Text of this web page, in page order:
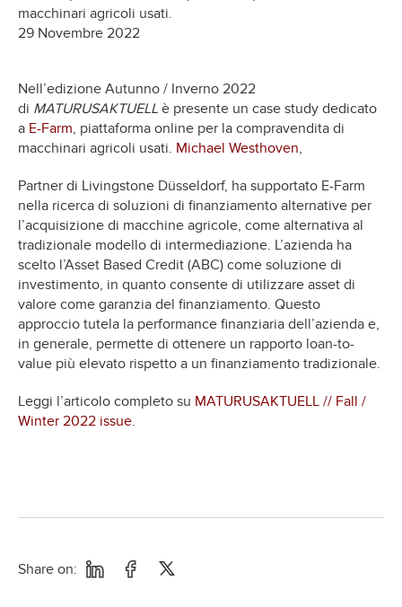
macchinari agricoli usati.
29 Novembre 2022
Nell’edizione Autunno / Inverno 2022
di MATURUSAKTUELL è presente un case study dedicato
a E-Farm, piattaforma online per la compravendita di
macchinari agricoli usati. Michael Westhoven,
Partner di Livingstone Düsseldorf, ha supportato E-Farm
nella ricerca di soluzioni di finanziamento alternative per
l’acquisizione di macchine agricole, come alternativa al
tradizionale modello di intermediazione. L’azienda ha
scelto l’Asset Based Credit (ABC) come soluzione di
investimento, in quanto consente di utilizzare asset di
valore come garanzia del finanziamento. Questo
approccio tutela la performance finanziaria dell’azienda e,
in generale, permette di ottenere un rapporto loan-to-
value più elevato rispetto a un finanziamento tradizionale.
Leggi l’articolo completo su MATURUSAKTUELL // Fall /
Winter 2022 issue.
Share on: